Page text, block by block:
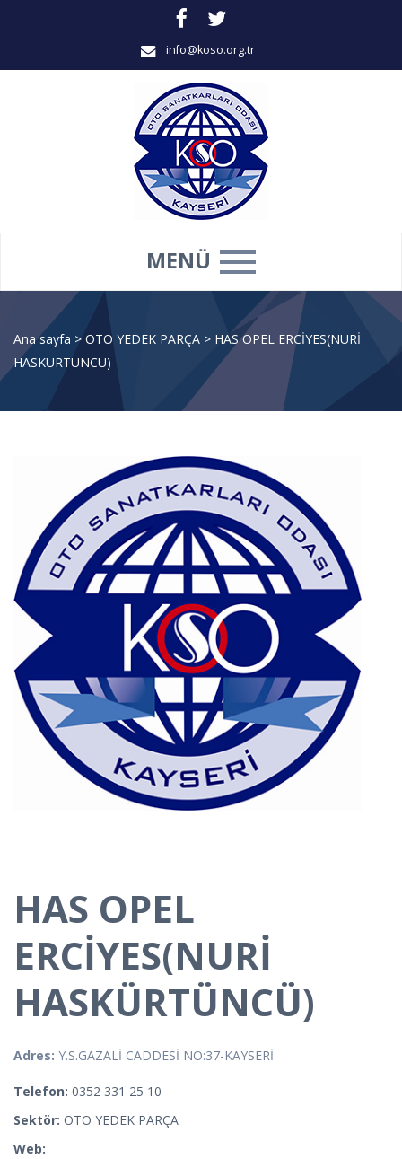
info@koso.org.tr
MENÜ
Ana sayfa > OTO YEDEK PARÇA > HAS OPEL ERCİYES(NURİ
HASKÜRTÜNCÜ)
HAS OPEL
ERCİYES(NURİ
HASKÜRTÜNCÜ)
Adres: Y.S.GAZALİ CADDESİ NO:37-KAYSERİ
Telefon: 0352 331 25 10
Sektör: OTO YEDEK PARÇA
Web: